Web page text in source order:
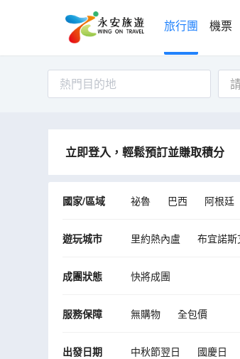
旅行團 機票
熱門目的地
立即登入，輕鬆預訂並賺取積分
國家/區域 祕魯 巴西 阿根廷
遊玩城市 里約熱內盧 布宜諾
成團狀態 快將成團
服務保障 無購物 全包價
出發日期 中秋節翌日 國慶日